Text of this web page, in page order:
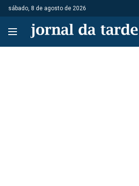
sábado, 8 de agosto de 2026